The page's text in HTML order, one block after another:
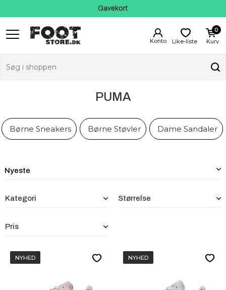
Gavekort
Fri fragt fra 399 kr
Kundeservice
Kurv
0
Like-liste
PUMA
Børne Sneakers Børne Støvler Dame Sandaler
Kategori Størrelse
Pris
NYHED NYHED